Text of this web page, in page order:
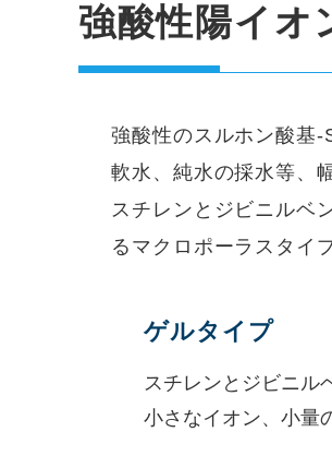
強酸性陽イオ
強酸性のスルホン酸基-
軟水、純水の採水等、
スチレンとジビニルベ
るマクロポーラスタイ
ゲルタイプ
スチレンとジビニル
小さなイオン、小量